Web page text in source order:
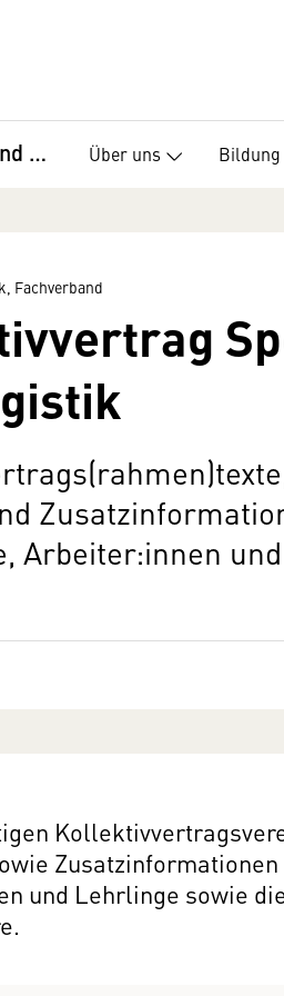
Spedition und Logistik, Fachverband Über uns Bildung
Fachverband
Arbeiter:innen
und Lehrlinge sowie